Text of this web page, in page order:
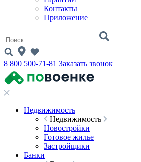
Контакты
Приложение
8 800 500-71-81 Заказать звонок
Недвижимость
Недвижимость
Новостройки
Готовое жилье
Застройщики
Банки